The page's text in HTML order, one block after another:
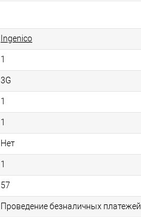
Ingenico
1
3G
1
1
Нет
1
57
Проведение безналичных платежей